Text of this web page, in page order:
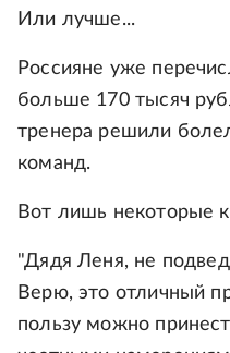
Или лучше...
Россияне уже
больше 170 тысяч
тренера решили
команд.
Вот лишь некоторые
"Дядя Леня, не
Верю, это отличный
пользу можно